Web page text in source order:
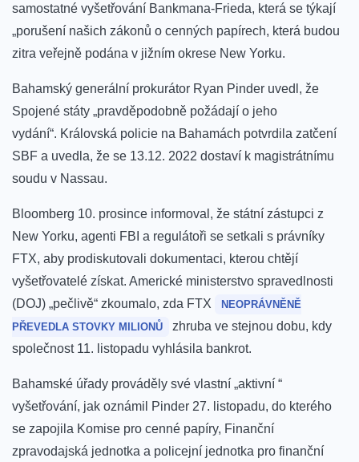
samostatné vyšetřování Bankmana-Frieda, která se týkají
„porušení našich zákonů o cenných papírech, která budou
zitra veřejně podána v jižním okrese New Yorku.
Bahamský generální prokurátor Ryan Pinder uvedl, že
Spojené státy „pravděpodobně požádají o jeho
vydání“. Královská policie na Bahamách potvrdila zatčení
SBF a uvedla, že se 13.12. 2022 dostaví k magistrátnímu
soudu v Nassau.
Bloomberg 10. prosince informoval, že státní zástupci z
New Yorku, agenti FBI a regulátoři se setkali s právníky
FTX, aby prodiskutovali dokumentaci, kterou chtějí
vyšetřovatelé získat. Americké ministerstvo spravedlnosti
(DOJ) „pečlivě“ zkoumalo, zda FTX
NEOPRÁVNĚNĚ
PŘEVEDLA STOVKY MILIONŮ
zhruba ve stejnou dobu, kdy
společnost 11. listopadu vyhlásila bankrot.
Bahamské úřady prováděly své vlastní „aktivní “
vyšetřování, jak oznámil Pinder 27. listopadu, do kterého
se zapojila Komise pro cenné papíry, Finanční
zpravodajská jednotka a policejní jednotka pro finanční